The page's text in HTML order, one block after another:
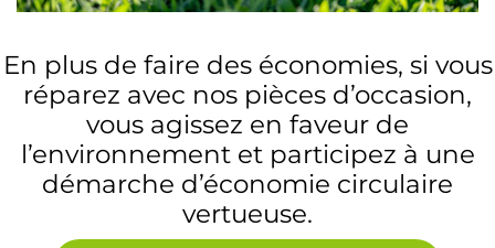
En plus de faire des économies, si vous
réparez avec nos pièces d’occasion,
vous agissez en faveur de
l’environnement et participez à une
démarche d’économie circulaire
vertueuse.